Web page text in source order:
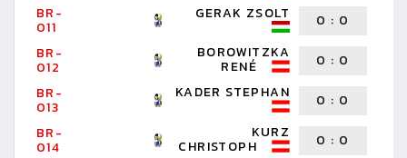
BR-
011
GERAK ZSOLT 0 : 0
BR-
012
BOROWITZKA
RENÉ 0 : 0
BR-
013
KADER STEPHAN 0 : 0
BR-
014
KURZ
CHRISTOPH 0 : 0